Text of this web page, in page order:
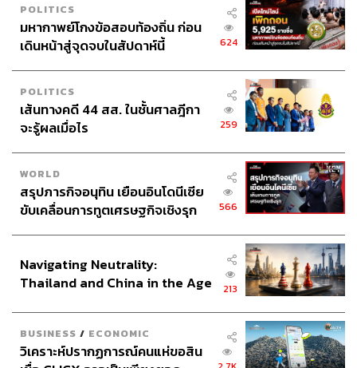
POLITICS
มหากาพย์โกงข้อสอบท้องถิ่น ก่อน
เดินหน้าสู่จุดจบในสัปดาห์นี้
624
POLITICS
เส้นทางคดี 44 สส. ในชั้นศาลฎีกา
จะรู้ผลเมื่อไร
259
WORLD
สรุปภารกิจอนุทิน เยือนอินโดนีเซีย
ขับเคลื่อนการทูตเศรษฐกิจเชิงรุก
566
Navigating Neutrality:
Thailand and China in the Age
213
BUSINESS / ECONOMIC
วิเคราะห์ปรากฏการณ์คนแห่ขอสิน